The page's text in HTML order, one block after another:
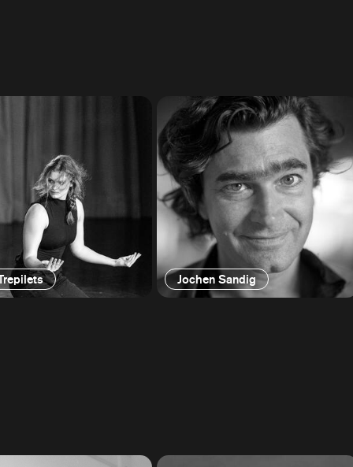
Jochen Sandig